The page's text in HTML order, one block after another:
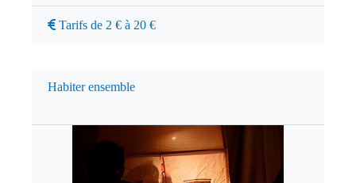
Tarifs de 2 € à 20 €
Habiter ensemble